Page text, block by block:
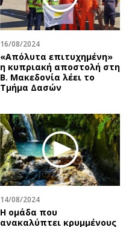
Γενικά
Αναδρομές
Πρόσωπα
Περιβάλλον
Good Life
Γυναίκα
Showbiz
Ταξίδια
Συνταγές
Έξοδος
Media
Εκπομπές
Wine routes
16/08/2024
«Απόλυτα επιτυχημένη»
η κυπριακή αποστολή στη
Β. Μακεδονία λέει το
Τμήμα Δασών
14/08/2024
Η ομάδα που
ανακαλύπτει κρυμμένους